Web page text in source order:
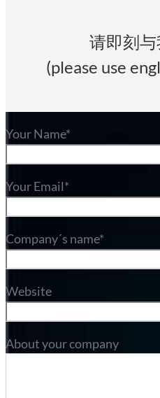
请即刻
(please use
Your Name*
Your Email*
Company´s name*
Website
About your company